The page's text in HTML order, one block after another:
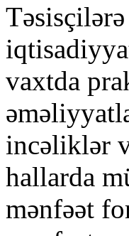
vaxtda
incəliklər
hallarda
mənfəət